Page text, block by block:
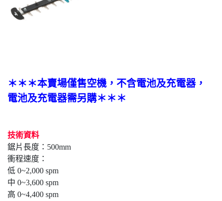
＊＊＊本賣場僅售空機，不含電池及充電器，
電池及充電器需另購＊＊＊
技術資料
鋸片長度：500mm
衝程速度：
低 0~2,000 spm
中 0~3,600 spm
高 0~4,400 spm